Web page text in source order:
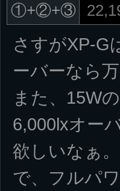
①+②+③
さすがXP-G
ーバーなら
また、15W
6,000lxオー
欲しいなぁ
で、フルパ